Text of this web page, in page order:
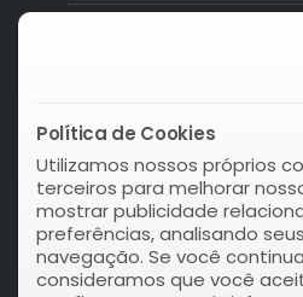
Política de Cookies
Utilizamos nossos próprios
terceiros para melhorar
mostrar publicidade
preferências, analisando
navegação. Se você
consideramos que você